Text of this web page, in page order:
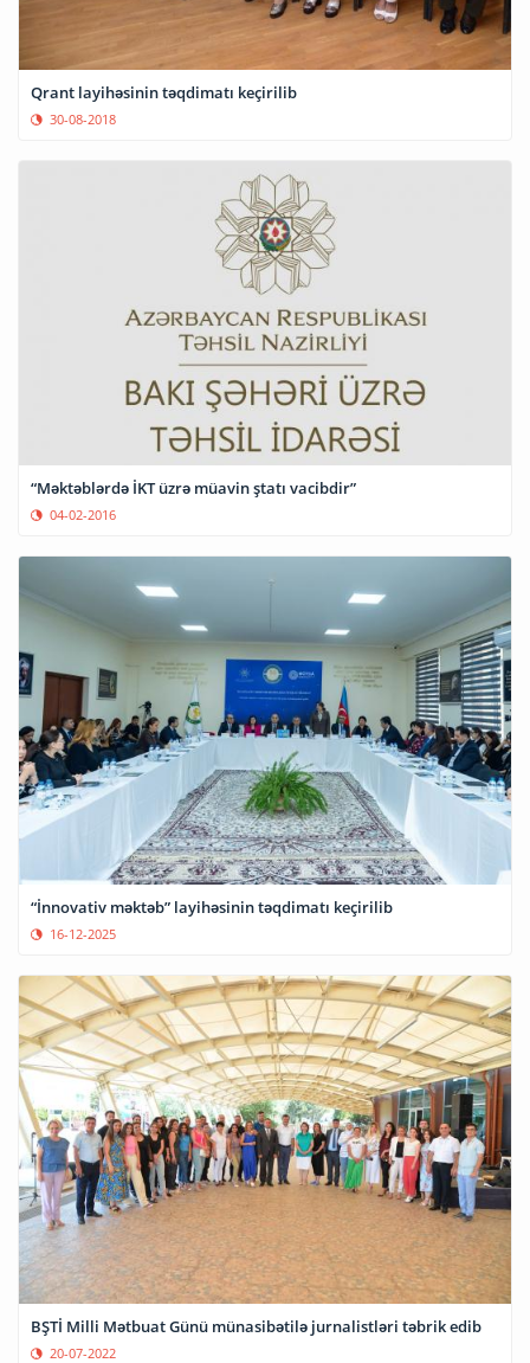
Qrant layihəsinin təqdimatı keçirilib
30-08-2018
“Məktəblərdə İKT üzrə müavin ştatı vacibdir”
04-02-2016
“İnnovativ məktəb” layihəsinin təqdimatı keçirilib
16-12-2025
BŞTİ Milli Mətbuat Günü münasibətilə jurnalistləri təbrik edib
20-07-2022